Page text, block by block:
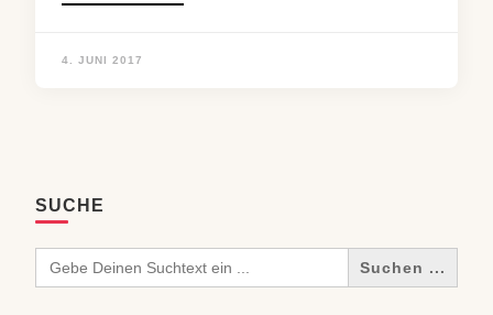
4. JUNI 2017
SUCHE
Search
for: